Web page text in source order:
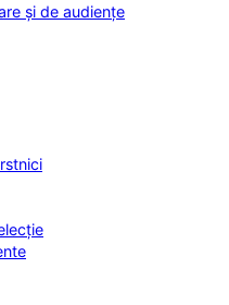
și de audiențe